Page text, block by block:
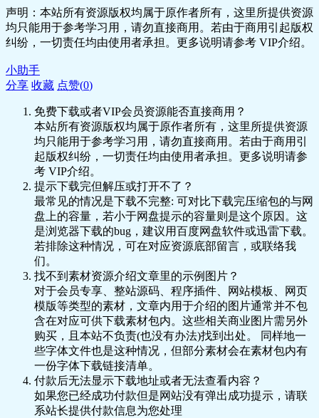
🎥 15_即兴伴奏课-第十节课：加花技巧.mp4
🎥 16_即兴伴奏课-第十一节课 ：R&B.mp4
🎥 17_即兴伴奏课-第十二节课：88beat.mp4
🎥 18_即兴伴奏课-第十三节课：12_8拍节奏
🎥 19_即兴伴奏课-第十四节：4_4拍加花技
🎥 20_即兴伴奏课-第十五节课：6_8拍加花
技巧.mp4
🎥 21_即兴伴奏课-第十六节课：Solo编
排.mp4
资料数据
课程曲谱
📄 十二课我是一只鱼.pdf
📄 第一课龙卷风.pdf
📄 第九课后来和声谱.pdf
📄 第九课就是爱你.pdf
📄 第八节课思念是一种病.pdf
📄 第六课老街.pdf
🖼️ 第十一课天天.jpg
📄 第十三课圣诞结.pdf
📄 第十四课我的秘密.pdf
📄 第十课至少还有你.pdf
📄 第四课《我要你》.pdf
🖼️ 第四课忽然之间2.jpg
🖼️ 第四课忽然之间.jpg
声明：本站所有资源版权均属于原作者所有，这里所提供资源
均只能用于参考学习用，请勿直接商用。若由于商用引起版权
纠纷，一切责任均由使用者承担。更多说明请参考 VIP介绍。
小助手
分享 收藏 点赞(0)
免费下载或者VIP会员资源能否直接商用？
本站所有资源版权均属于原作者所有，这里所提供资源
均只能用于参考学习用，请勿直接商用。若由于商用引
起版权纠纷，一切责任均由使用者承担。更多说明请参
考 VIP介绍。
提示下载完但解压或打开不了？
最常见的情况是下载不完整: 可对比下载完压缩包的与网
盘上的容量，若小于网盘提示的容量则是这个原因。这
是浏览器下载的bug，建议用百度网盘软件或迅雷下载。
若排除这种情况，可在对应资源底部留言，或联络我
们。
找不到素材资源介绍文章里的示例图片？
对于会员专享、整站源码、程序插件、网站模板、网页
模版等类型的素材，文章内用于介绍的图片通常并不包
含在对应可供下载素材包内。这些相关商业图片需另外
购买，且本站不负责(也没有办法)找到出处。 同样地一
些字体文件也是这种情况，但部分素材会在素材包内有
一份字体下载链接清单。
付款后无法显示下载地址或者无法查看内容？
如果您已经成功付款但是网站没有弹出成功提示，请联
系站长提供付款信息为您处理